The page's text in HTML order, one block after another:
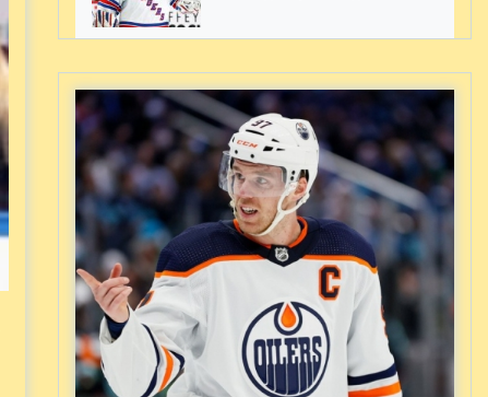
предстоящего финала